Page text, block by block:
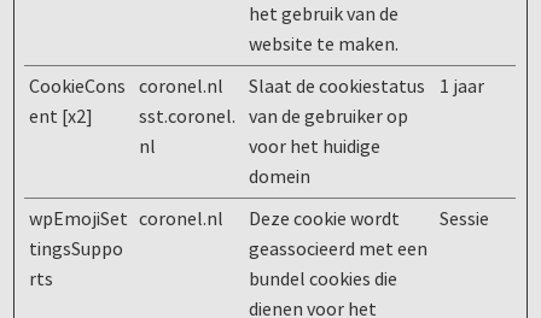
het gebruik van de
website te maken.
CookieCons
ent [x2]
coronel.nl
sst.coronel.
nl
Slaat de cookiestatus
van de gebruiker op
voor het huidige
domein
1 jaar
wpEmojiSet
tingsSuppo
rts
coronel.nl
Deze cookie wordt
geassocieerd met een
bundel cookies die
dienen voor het
Sessie